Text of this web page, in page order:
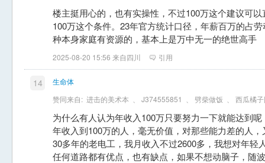
楼主挺用心的，也有实操性，不过100万这个建议可
100万这个条件。23年官方统计口径，年薪百万的占
种本身家庭有资源的，基本上是万中无一的绝世高手
2025-08-20 15:56 来自四川 引用
14
生命体
赞同来自: 进击的美术本 J374555851 劈柴做饭 西瓜橘
为什么有人认为年收入100万只要努力一下就能达到
年收入到100万的人，毫无价值，对那些能力差的人
30多年的老电工，我月收入不过2600多，我想对年轻
任何道路都有优点，也有缺点，如果不想动脑子，随